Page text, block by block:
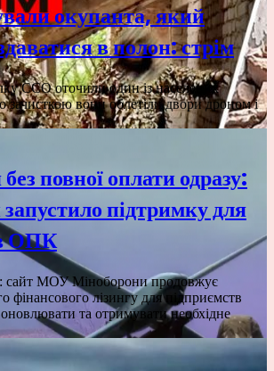
окупанта, який
в полон: стрім
ССО оточили один із населених
зачисткою вони облетіли двори дроном і
повної оплати одразу:
підтримку для
ОПК
сайт МОУ Міноборони продовжує
фінансового лізингу для підприємств
та отримувати необхідне